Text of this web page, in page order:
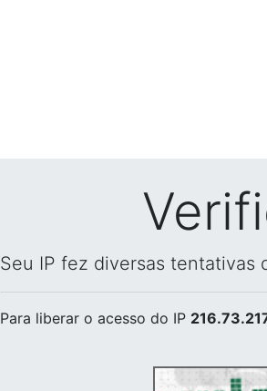
Seu IP fez diversas tentativas
Para liberar o acesso do IP